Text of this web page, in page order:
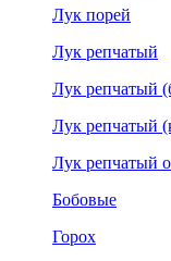
Лук порей
Лук репчатый
Лук репчатый
Лук репчатый
Лук репчатый
Бобовые
Горох